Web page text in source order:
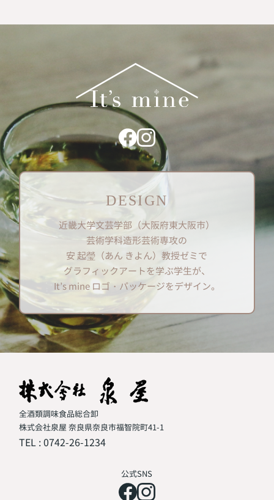
DESIGN
近畿大学文芸学部（大阪府東大阪市）
芸術学科造形芸術専攻の
安 起瑩（あん きよん）教授ゼミで
グラフィックアートを学ぶ学生が、
It’s mine ロゴ・パッケージをデザイン。
全酒類調味食品総合卸
株式会社泉屋 奈良県奈良市福智院町41-1
TEL :0742-26-1234
公式SNS